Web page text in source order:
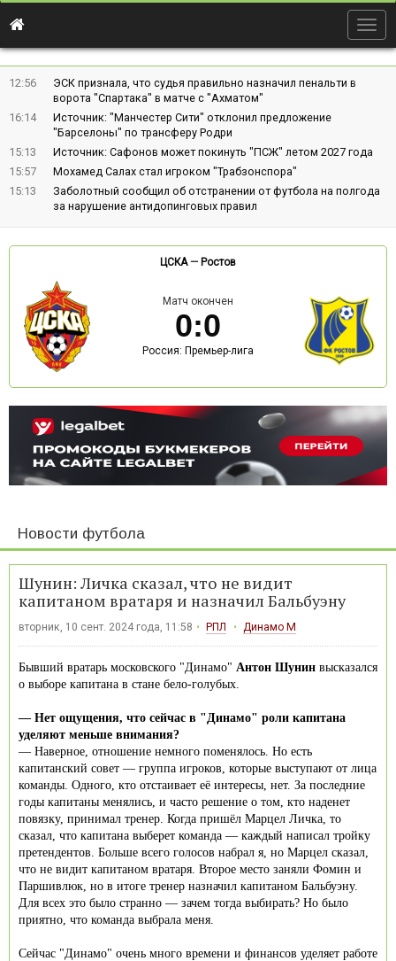
12:56
ЭСК признала, что судья правильно назначил пенальти в
ворота "Спартака" в матче с "Ахматом"
16:14
Источник: "Манчестер Сити" отклонил предложение
"Барселоны" по трансферу Родри
15:13
Источник: Сафонов может покинуть "ПСЖ" летом 2027 года
15:57
Мохамед Салах стал игроком "Трабзонспора"
15:13
Заболотный сообщил об отстранении от футбола на полгода
за нарушение антидопинговых правил
ЦСКА— Ростов
Матч окончен
0:0
Россия: Премьер-лига
Новости футбола
Шунин: Личка сказал, что не видит
капитаном вратаря и назначил Бальбуэну
вторник, 10 сент. 2024 года, 11:58 РПЛ Динамо М
Бывший вратарь московского "Динамо" Антон Шунин высказался
о выборе капитана в стане бело-голубых.
— Нет ощущения, что сейчас в "Динамо" роли капитана
уделяют меньше внимания?
— Наверное, отношение немного поменялось. Но есть
капитанский совет — группа игроков, которые выступают от лица
команды. Одного, кто отстаивает её интересы, нет. За последние
годы капитаны менялись, и часто решение о том, кто наденет
повязку, принимал тренер. Когда пришёл Марцел Личка, то
сказал, что капитана выберет команда — каждый написал тройку
претендентов. Больше всего голосов набрал я, но Марцел сказал,
что не видит капитаном вратаря. Второе место заняли Фомин и
Паршивлюк, но в итоге тренер назначил капитаном Бальбуэну.
Для всех это было странно — зачем тогда выбирать? Но было
приятно, что команда выбрала меня.
Сейчас "Динамо" очень много времени и финансов уделяет работе